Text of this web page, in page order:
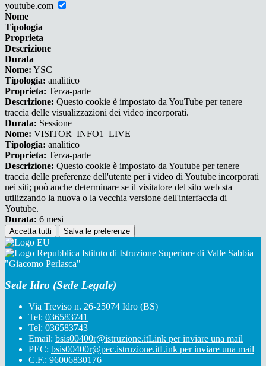
youtube.com
Nome
Tipologia
Proprieta
Descrizione
Durata
Nome: YSC
Tipologia: analitico
Proprieta: Terza-parte
Descrizione: Questo cookie è impostato da YouTube per tenere
traccia delle visualizzazioni dei video incorporati.
Durata: Sessione
Nome: VISITOR_INFO1_LIVE
Tipologia: analitico
Proprieta: Terza-parte
Descrizione: Questo cookie è impostato da Youtube per tenere
traccia delle preferenze dell'utente per i video di Youtube incorporati
nei siti; può anche determinare se il visitatore del sito web sta
utilizzando la nuova o la vecchia versione dell'interfaccia di
Youtube.
Durata: 6 mesi
Accetta tutti Salva le preferenze
Istituto di Istruzione Superiore di Valle Sabbia
"Giacomo Perlasca"
Sede Idro (Sede Legale)
Via Treviso n. 26-25074 Idro (BS)
Tel: 036583741
Tel: 036583743
Email: bsis00400r@istruzione.itLink per inviare una mail
PEC: bsis00400r@pec.istruzione.itLink per inviare una mail
C.F.: 96006830176